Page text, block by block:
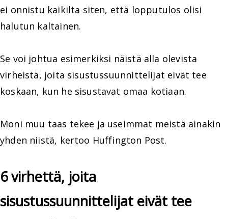
ei onnistu kaikilta siten, että lopputulos olisi
halutun kaltainen.
Se voi johtua esimerkiksi näistä alla olevista
virheistä, joita sisustussuunnittelijat eivät tee
koskaan, kun he sisustavat omaa kotiaan.
Moni muu taas tekee ja useimmat meistä ainakin
yhden niistä, kertoo Huffington Post.
6 virhettä, joita
sisustussuunnittelijat eivät tee